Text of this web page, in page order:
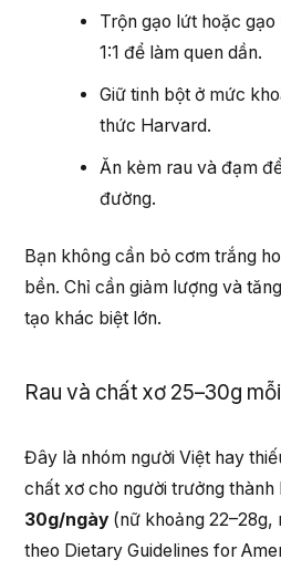
Trộn gạo lứt hoặc
1:1 để làm quen dần.
Giữ tinh bột ở mức
thức Harvard.
Ăn kèm rau và đạm
đường.
Bạn không cần bỏ cơm trắng
bền. Chỉ cần giảm lượng và
tạo khác biệt lớn.
Rau và chất xơ 25–30g
Đây là nhóm người Việt hay
chất xơ cho người trưởng thành
30g/ngày (nữ khoảng 22–28g,
theo Dietary Guidelines for